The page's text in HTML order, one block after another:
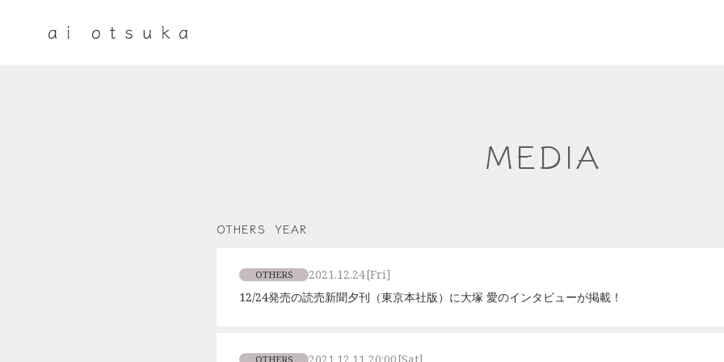
MEDIA
OTHERS YEAR
OTHERS 2021.12.24[Fri]
12/24発売の読売新聞夕刊（東京本社版）に大塚 愛のインタビューが掲載！